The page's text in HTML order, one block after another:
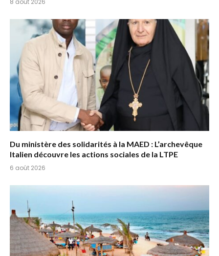
Du ministère des solidarités à la MAED : L’archevêque
Italien découvre les actions sociales de la LTPE
6 août 2026